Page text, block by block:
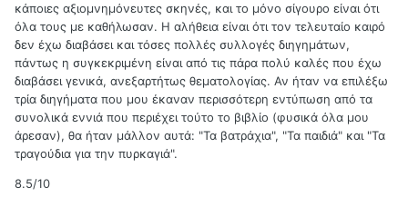
κάποιες αξιομνημόνευτες σκηνές, και το μόνο σίγουρο είναι ότι
όλα τους με καθήλωσαν. Η αλήθεια είναι ότι τον τελευταίο καιρό
δεν έχω διαβάσει και τόσες πολλές συλλογές διηγημάτων,
πάντως η συγκεκριμένη είναι από τις πάρα πολύ καλές που έχω
διαβάσει γενικά, ανεξαρτήτως θεματολογίας. Αν ήταν να επιλέξω
τρία διηγήματα που μου έκαναν περισσότερη εντύπωση από τα
συνολικά εννιά που περιέχει τούτο το βιβλίο (φυσικά όλα μου
άρεσαν), θα ήταν μάλλον αυτά: "Τα βατράχια", "Τα παιδιά" και "Τα
τραγούδια για την πυρκαγιά".
8.5/10